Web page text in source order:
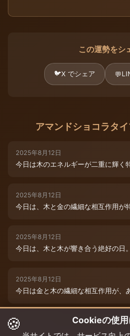
この運勢をシ
🐦X でシェア 💬
アマンドショコラタ
2025年8月12日
今日は木のエネルギーが二重に輝く
2025年8月12日
今日は、木と金の繊細な相互作用が
2025年8月12日
今日は、木と木が響き合う絶好の日
2025年8月12日
今日は金と木の繊細な相互作用が、
2025年8月9日
今日は木と木が重なる特別な日。
🍪 Cookieの使用